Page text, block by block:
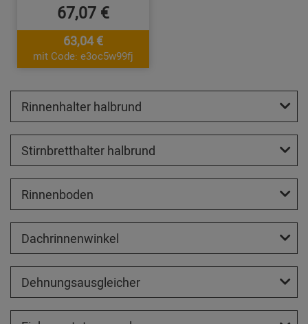
67,07 €
63,04 €
mit Code: e3oc5w99fj
Rinnenhalter halbrund
Stirnbretthalter halbrund
Rinnenboden
Dachrinnenwinkel
Dehnungsausgleicher